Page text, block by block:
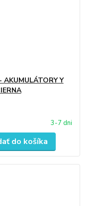
Y
3-7 dni
do košíka